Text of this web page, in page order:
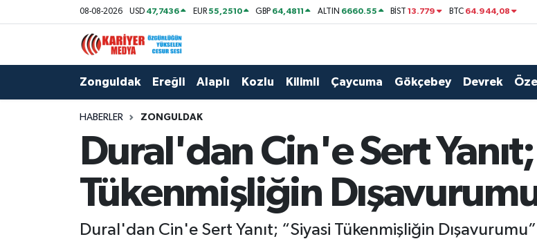
08-08-2026 USD 47,7436 EUR55,2510 GBP 64,4811 ALTIN 6660.55 BİST13.779 BTC 64.944,08
Zonguldak Ereğli Alaplı Kozlu Kilimli Çaycuma Gökçebey Devrek Özel
HABERLER ZONGULDAK
Dural'dan Cin'e Sert
Tükenmişliğin
Dural'dan Cin'e Sert Yanıt; “Siyasi Tükenmişliğin Dışavurumu”
Zonguldak
Çaycuma
Zonguldak Nöbetçi Eczaneler
Zonguldak Hava Durumu
Zonguldak Namaz Vakitleri
Zonguldak Trafik Yoğunluk Haritası
Puan Durumu ve Fikstür
Tüm Manşetler